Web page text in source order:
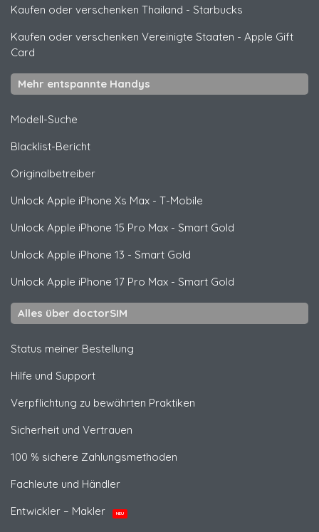
Kaufen oder verschenken Thailand - Starbucks
Kaufen oder verschenken Vereinigte Staaten - Apple Gift
Card
Mehr entspannte Handys
Modell-Suche
Blacklist-Bericht
Originalbetreiber
Unlock Apple iPhone Xs Max - T-Mobile
Unlock Apple iPhone 15 Pro Max - Smart Gold
Unlock Apple iPhone 13 - Smart Gold
Unlock Apple iPhone 17 Pro Max - Smart Gold
Alles über doctorSIM
Status meiner Bestellung
Hilfe und Support
Verpflichtung zu bewährten Praktiken
Sicherheit und Vertrauen
100 % sichere Zahlungsmethoden
Fachleute und Händler
Entwickler – Makler
NEU